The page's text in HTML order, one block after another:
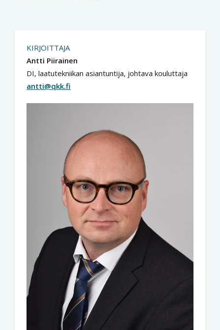
KIRJOITTAJA
Antti Piirainen
DI, laatutekniikan asiantuntija, johtava kouluttaja
antti@qkk.fi